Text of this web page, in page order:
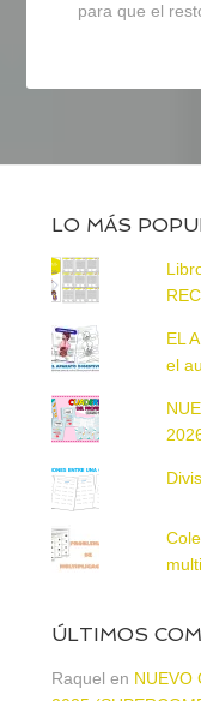
para que el
LO MÁS
EL
el
ÚLTIMOS
Raquel en NUEVO